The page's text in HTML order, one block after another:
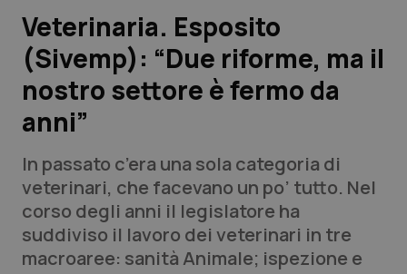
Lavoro e Professioni
Scienza e Farmaci
Studi e Analisi
Lettere al direttore
Edizioni Regionali
QS Pro
Veterinaria. Esposito
(Sivemp): “Due riforme, ma il
nostro settore è fermo da
anni”
In passato c’era una sola categoria di
veterinari, che facevano un po’ tutto. Nel
corso degli anni il legislatore ha
suddiviso il lavoro dei veterinari in tre
macroaree: sanità Animale; ispezione e